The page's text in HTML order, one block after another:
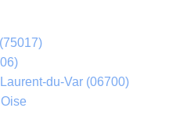
du-Var (06700)